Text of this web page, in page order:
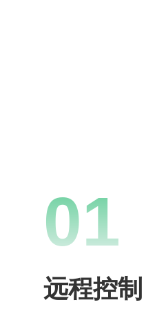
01
远程控制